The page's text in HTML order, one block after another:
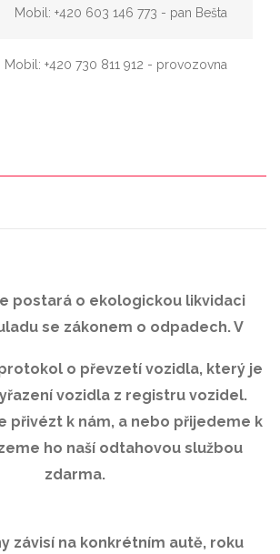
Mobil: +420 603 146 773 - pan Bešta
Mobil: +420 730 811 912 - provozovna
postará o ekologickou likvidaci
se zákonem o odpadech. V
o převzetí vozidla, který je
vozidla z registru vozidel.
přivézt k nám, a nebo přijedeme k
ho naší odtahovou službou
zdarma.
závisí na konkrétním autě, roku